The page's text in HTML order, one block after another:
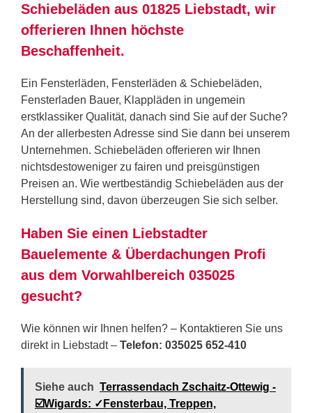
Schiebeläden aus 01825 Liebstadt, wir
offerieren Ihnen höchste
Beschaffenheit.
Ein Fensterläden, Fensterläden & Schiebeläden,
Fensterladen Bauer, Klappläden in ungemein
erstklassiker Qualität, danach sind Sie auf der Suche?
An der allerbesten Adresse sind Sie dann bei unserem
Unternehmen. Schiebeläden offerieren wir Ihnen
nichtsdestoweniger zu fairen und preisgünstigen
Preisen an. Wie wertbeständig Schiebeläden aus der
Herstellung sind, davon überzeugen Sie sich selber.
Haben Sie einen Liebstadter
Bauelemente & Überdachungen Profi
aus dem Vorwahlbereich 035025
gesucht?
Wie können wir Ihnen helfen? – Kontaktieren Sie uns
direkt in Liebstadt – Telefon: 035025 652-410
Siehe auch Terrassendach Zschaitz-Ottewig -
☑️Wigards: ✓Fensterbau, Treppen,